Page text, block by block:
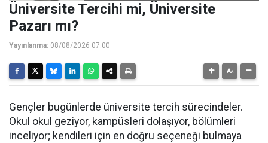
Üniversite Tercihi mi, Üniversite
Pazarı mı?
Yayınlanma: 08/08/2026 07:00
Gençler bugünlerde üniversite tercih sürecindeler.
Okul okul geziyor, kampüsleri dolaşıyor, bölümleri
inceliyor; kendileri için en doğru seçeneği bulmaya